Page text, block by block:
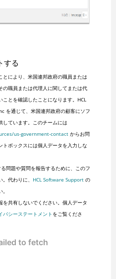
する
とにより、米国連邦政府の職員または
の職員または代理人に関してまたは代
とを確認したことになります。HCL
を通じて、米国連邦政府の顧客にソフ
しています。このチームには
us-government-contactからお問
トボックスには個人データを入力しな
問題や質問を報告するために、このフ
代わりに、 HCL Software Supportの
を共有しないでください。個人データ
バシーステートメント をご覧くださ